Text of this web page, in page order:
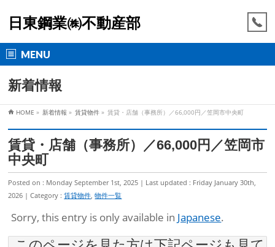
日東鋼業㈱不動産部
MENU
新着情報
HOME » 新着情報 » 賃貸物件 » 賃貸・店舗（事務所）／66,000円／笠岡市中央町
賃貸・店舗（事務所）／66,000円／笠岡市
中央町
Posted on : Monday September 1st, 2025
Last updated : Friday January 30th,
2026
Category :賃貸物件,物件一覧
Sorry, this entry is only available in Japanese.